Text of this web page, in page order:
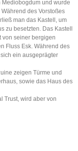
Mediobogdum und wurde
des Vorstoßes
man das Kastell, um
zu besetzten. Das Kastell
von seiner bergigen
Fluss Esk. Während des
ein ausgeprägter
zeigen Türme und
sowie das Haus des
Trust, wird aber von